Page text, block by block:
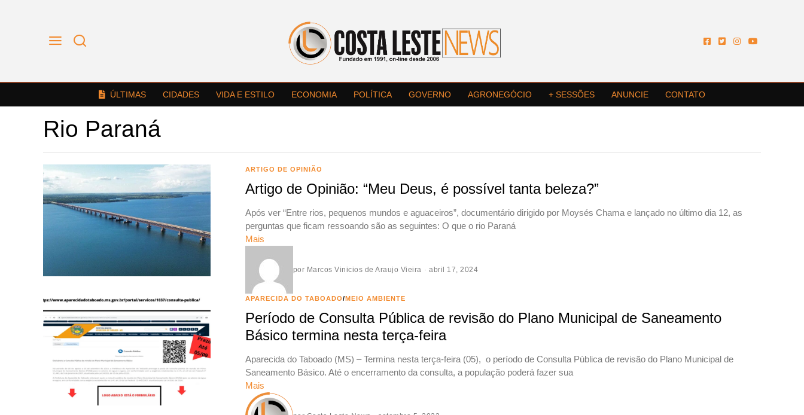
ÚLTIMAS CIDADES VIDA E ESTILO ECONOMIA POLÍTICA GOVERNO AGRONEGÓCIO + SESSÕES ANUNCIE CONTATO
Rio Paraná
ARTIGO DE OPINIÃO
Artigo de Opinião: “Meu Deus, é possível tanta beleza?”
Após ver “Entre rios, pequenos mundos e aguaceiros”, documentário dirigido por Moysés Chama e lançado no último dia 12, as
perguntas que ficam ressoando são as seguintes: O que o rio Paraná
Mais
por Marcos Vinicios de Araujo Vieira abril 17, 2024
APARECIDA DO TABOADO/MEIO AMBIENTE
Período de Consulta Pública de revisão do Plano Municipal de Saneamento
Básico termina nesta terça-feira
Aparecida do Taboado (MS) – Termina nesta terça-feira (05), o período de Consulta Pública de revisão do Plano Municipal de
Saneamento Básico. Até o encerramento da consulta, a população poderá fazer sua
Mais